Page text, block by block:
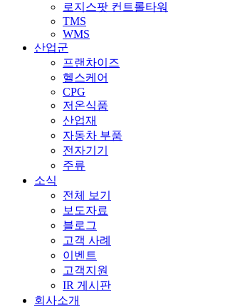
로지스팟 컨트롤타워
TMS
WMS
산업군
프랜차이즈
헬스케어
CPG
저온식품
산업재
자동차 부품
전자기기
주류
소식
전체 보기
보도자료
블로그
고객 사례
이벤트
고객지원
IR 게시판
회사소개